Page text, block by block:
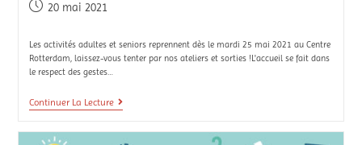
20 mai 2021
Les activités adultes et seniors reprennent dès le mardi 25 mai 2021 au Centre
Rotterdam, laissez-vous tenter par nos ateliers et sorties !L'accueil se fait dans
le respect des gestes…
Continuer La Lecture